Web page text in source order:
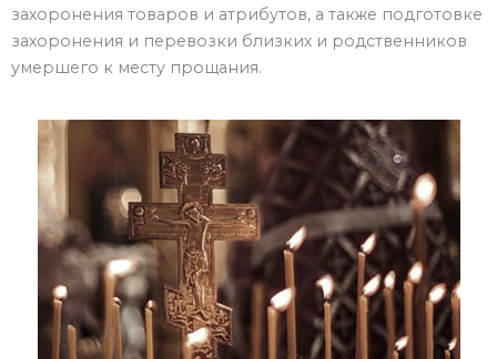
захоронения товаров и атрибутов, а также подготовке
захоронения и перевозки близких и родственников
умершего к месту прощания.